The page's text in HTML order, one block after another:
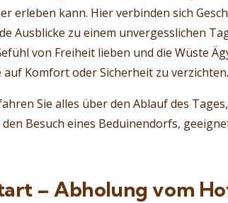
erleben kann. Hier verbinden sich
Ausblicke zu einem unvergesslichen
von Freiheit lieben und die Wüste
Komfort oder Sicherheit zu verzichten.
Sie alles über den Ablauf des
Besuch eines Beduinendorfs,
– Abholung vom